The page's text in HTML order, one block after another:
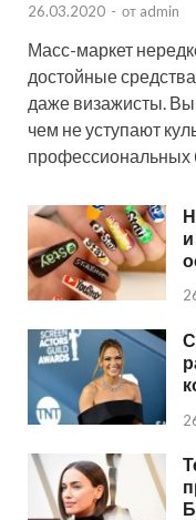
26.03.2020 - от admin
Масс-маркет
достойные
даже визажисты.
чем не уступают
профессиональных